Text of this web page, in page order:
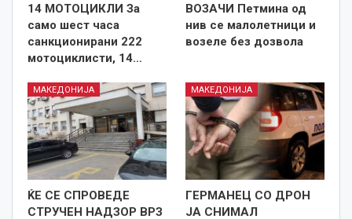
14 МОТОЦИКЛИ За
само шест часа
санкционирани 222
мотоциклисти, 14…
ВОЗАЧИ Петмина од
нив се малолетници и
возеле без дозвола
МАКЕДОНИЈА
ЌЕ СЕ СПРОВЕДЕ
СТРУЧЕН НАДЗОР ВРЗ
МАКЕДОНИЈА
ГЕРМАНЕЦ СО ДРОН
ЈА СНИМАЛ